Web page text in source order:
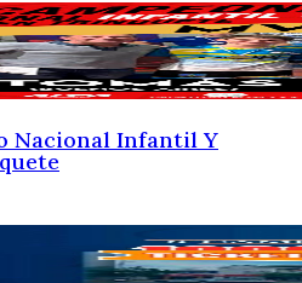
Nacional Infantil Y